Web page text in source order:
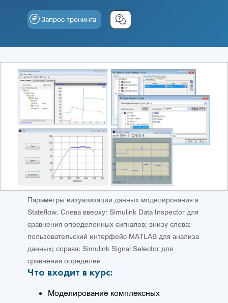
Запрос тренинга
Параметры визуализации данных моделирования в
Stateflow. Слева вверху: Simulink Data Inspector для
сравнения определенных сигналов; внизу слева:
пользовательский интерфейс MATLAB для анализа
данных; справа: Simulink Signal Selector для
сравнения определен
Что входит в курс:
Моделирование комплексных